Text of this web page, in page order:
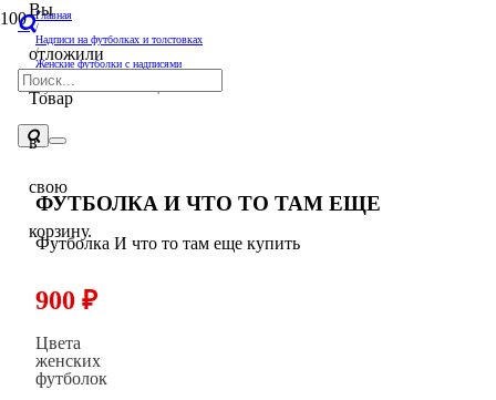
Вы
отложили
Товар
в
свою
корзину.
Главная
/
Надписи на футболках и толстовках
/
Женские футболки с надписями
/
Футболка И что то там еще
ФУТБОЛКА И ЧТО ТО ТАМ ЕЩЕ
Футболка И что то там еще купить
900 ₽
Цвета
женских
футболок